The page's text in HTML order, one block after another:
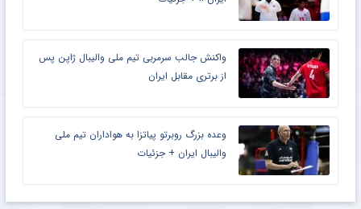
واکنش جالب سرمربی تیم ملی والیبال ژاپن پس
از برتری مقابل ایران
وعده بزرگ روبرتو پیاتزا به هواداران تیم ملی
والیبال ایران + جزئیات